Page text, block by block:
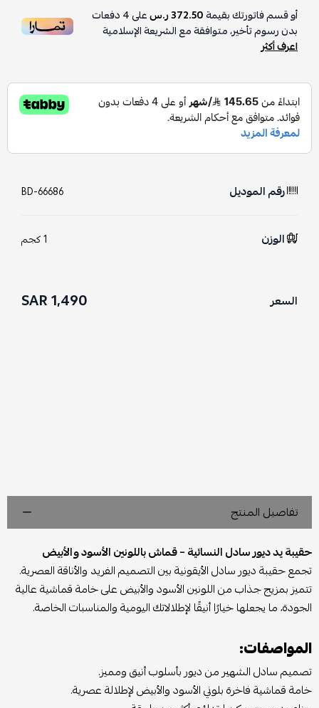
أو قسم فاتورتك بقيمة372.50 ر.س على4دفعات
بدون رسوم تأخير، متوافقة مع الشريعة الإسلامية
اعرف أكثر
رقم الموديل BD-66686
الوزن 1 كجم
السعر 1,490 SAR
تفاصيل المنتج
حقيبة يد ديور سادل النسائية – قماش باللونين الأسود والأبيض
تجمع حقيبة ديور سادل الأيقونية بين التصميم الفريد والأناقة العصرية.
تتميز بمزيج جذاب من اللونين الأسود والأبيض على خامة قماشية عالية
الجودة، ما يجعلها خيارًا أنيقًا لإطلالاتك اليومية والمناسبات الخاصة.
المواصفات:
تصميم سادل الشهير من ديور بأسلوب أنيق ومميز.
خامة قماشية فاخرة بلوني الأسود والأبيض لإطلالة عصرية.